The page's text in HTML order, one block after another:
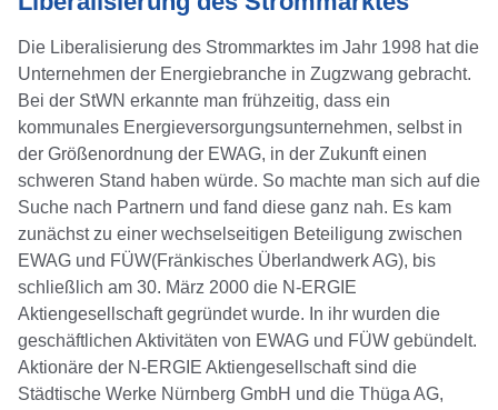
Die Liberalisierung des Strommarktes im Jahr 1998 hat die
Unternehmen der Energiebranche in Zugzwang gebracht.
Bei der StWN erkannte man frühzeitig, dass ein
kommunales Energieversorgungsunternehmen, selbst in
der Größenordnung der EWAG, in der Zukunft einen
schweren Stand haben würde. So machte man sich auf die
Suche nach Partnern und fand diese ganz nah. Es kam
zunächst zu einer wechselseitigen Beteiligung zwischen
EWAG und FÜW(Fränkisches Überlandwerk AG), bis
schließlich am 30. März 2000 die N-ERGIE
Aktiengesellschaft gegründet wurde. In ihr wurden die
geschäftlichen Aktivitäten von EWAG und FÜW gebündelt.
Aktionäre der N-ERGIE Aktiengesellschaft sind die
Städtische Werke Nürnberg GmbH und die Thüga AG,